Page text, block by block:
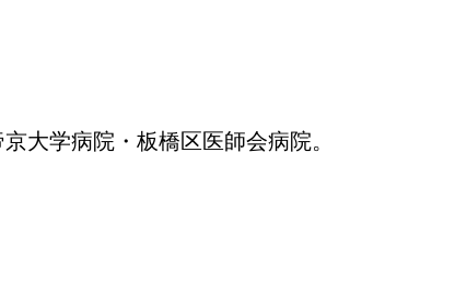
大学病院・板橋区医師会病院。